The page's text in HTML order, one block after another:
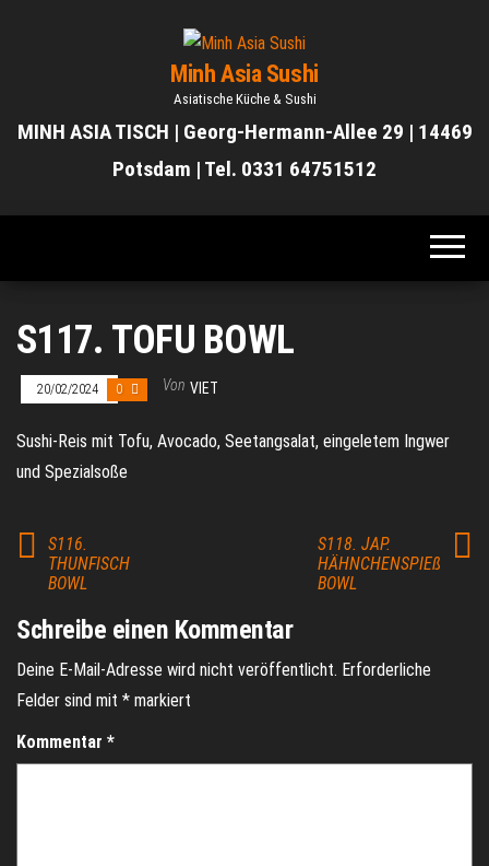
Minh Asia Sushi
Asiatische Küche & Sushi
MINH ASIA TISCH | Georg-Hermann-Allee 29 | 14469
Potsdam | Tel. 0331 64751512
S117. TOFU BOWL
20/02/2024 0 Von VIET
Sushi-Reis mit Tofu, Avocado, Seetangsalat, eingeletem Ingwer
und Spezialsoße
S116.
THUNFISCH
BOWL
S118. JAP.
HÄHNCHENSPIEß
BOWL
Schreibe einen Kommentar
Deine E-Mail-Adresse wird nicht veröffentlicht. Erforderliche
Felder sind mit * markiert
Kommentar *